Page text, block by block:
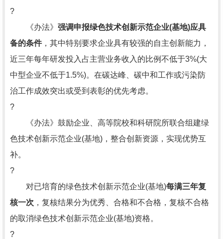
?
《办法》 强调申报绿色技术创新示范企业(基地)应具
备的条件，其中特别要求企业具有较强的自主创新能力，
近三年每年研发投入占主营业务收入的比例不低于3%(大
中型企业不低于1.5%)。在碳达峰、碳中和工作或污染防
治工作成效突出或受到表彰的优先考虑。
?
《办法》鼓励企业、高等院校和科研院所联合组建绿
色技术创新示范企业(基地)，整合创新资源，实现优势互
补。
?
对已培育的绿色技术创新示范企业(基地)每满三年复
核一次 ，复核结果分为优秀、合格和不合格，复核不合格
的取消绿色技术创新示范企业(基地)资格。
?